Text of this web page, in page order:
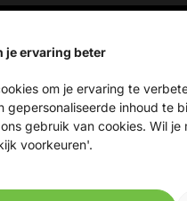
je ervaring beter
om je ervaring te
gepersonaliseerde inhoud te
gebruik van cookies. Wil
voorkeuren'.